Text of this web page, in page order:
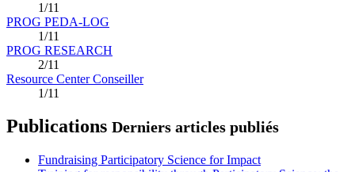
1/11
PROG PEDA-LOG
1/11
PROG RESEARCH
2/11
Resource Center Conseiller
1/11
Publications Derniers articles publiés
Fundraising Participatory Science for Impact